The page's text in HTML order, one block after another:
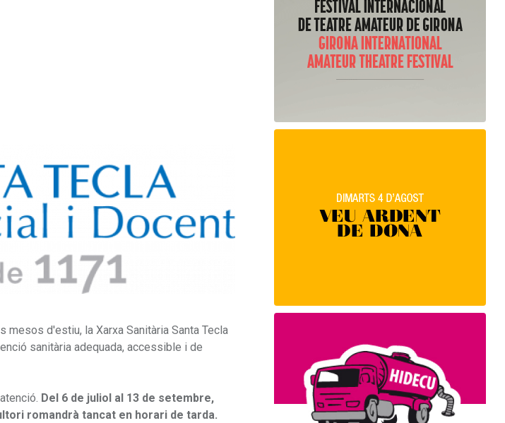
d'estiu, la Xarxa Sanitària Santa Tecla
sanitària adequada, accessible i de
Del 6 de juliol al 13 de setembre,
romandrà tancat en horari de tarda.